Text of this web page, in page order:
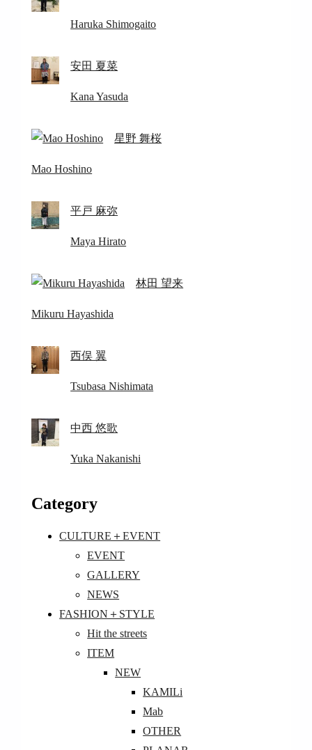
Haruka Shimogaito
安田 夏菜
Kana Yasuda
星野 舞桜
Mao Hoshino
平戸 麻弥
Maya Hirato
林田 望来
Mikuru Hayashida
西俣 翼
Tsubasa Nishimata
中西 悠歌
Yuka Nakanishi
Category
CULTURE＋EVENT
EVENT
GALLERY
NEWS
FASHION＋STYLE
Hit the streets
ITEM
NEW
KAMILi
Mab
OTHER